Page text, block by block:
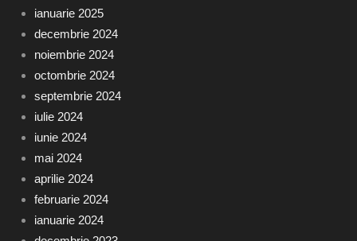
ianuarie 2025
decembrie 2024
noiembrie 2024
octombrie 2024
septembrie 2024
iulie 2024
iunie 2024
mai 2024
aprilie 2024
februarie 2024
ianuarie 2024